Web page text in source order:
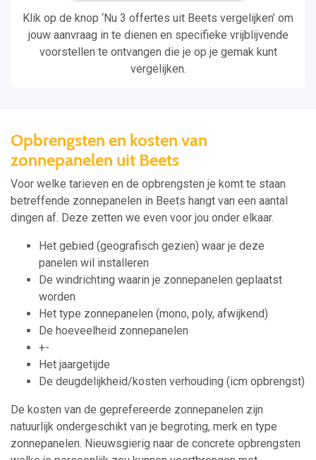
Klik op de knop ‘Nu 3 offertes uit Beets vergelijken’ om
jouw aanvraag in te dienen en specifieke vrijblijvende
voorstellen te ontvangen die je op je gemak kunt
vergelijken.
Opbrengsten en kosten van
zonnepanelen uit Beets
Voor welke tarieven en de opbrengsten je komt te staan
betreffende zonnepanelen in Beets hangt van een aantal
dingen af. Deze zetten we even voor jou onder elkaar.
Het gebied (geografisch gezien) waar je deze
panelen wil installeren
De windrichting waarin je zonnepanelen geplaatst
worden
Het type zonnepanelen (mono, poly, afwijkend)
De hoeveelheid zonnepanelen
+-
Het jaargetijde
De deugdelijkheid/kosten verhouding (icm opbrengst)
De kosten van de geprefereerde zonnepanelen zijn
natuurlijk ondergeschikt van je begroting, merk en type
zonnepanelen. Nieuwsgierig naar de concrete opbrengsten